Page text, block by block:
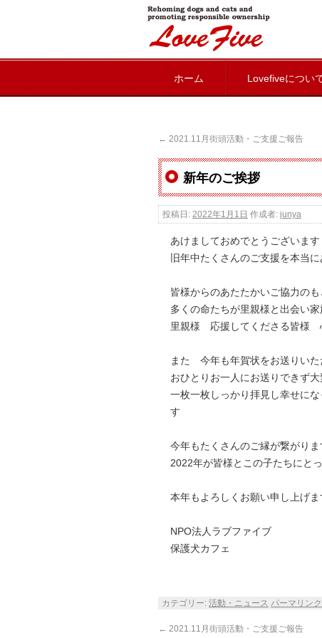
lovefive
ホーム Lovefiveについ
← 2021.11月街頭活動・ご支援ご報告
新年のご挨拶
投稿日: 2022年1月1日 作成者: junya
あけましておめでとうございます
旧年中たくさんのご支援を本当
皆様からのあたたかいご協力のも
多くの命たちが里親様と出会い
里親様 応援してくださる皆様
また 今年も年賀状をお送りい
おひとりお一人にお送りできず
一枚一枚しっかり拝見し幸せに
す
今年もたくさんのご縁が繋がり
2022年が皆様とこの子たちにと
本年もよろしくお願い申し上げま
NPO法人ラブファイブ
保護犬カフェ
カテゴリー: 活動・ニュース パーマリンク
← 2021.11月街頭活動・ご支援ご報告